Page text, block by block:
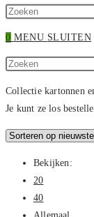
ZOEKEN
0 MENU SLUITEN
Zoek
Collectie kartonnen
Je kunt ze los
Bekijken:
20
40